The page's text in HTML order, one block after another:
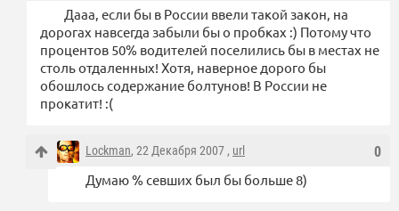
Дааа, если бы в России ввели такой закон, на
дорогах навсегда забыли бы о пробках :) Потому что
процентов 50% водителей поселились бы в местах не
столь отдаленных! Хотя, наверное дорого бы
обошлось содержание болтунов! В России не
прокатит! :(
0
Lockman, 22 Декабря 2007 , url
Думаю % севших был бы больше 8)